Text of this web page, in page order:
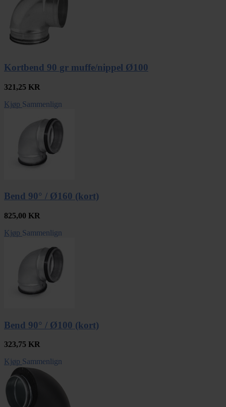
Kortbend 90 gr muffe/nippel Ø100
321,25 KR
Kjøp Sammenlign
Bend 90° / Ø160 (kort)
825,00 KR
Kjøp Sammenlign
Bend 90° / Ø100 (kort)
323,75 KR
Kjøp Sammenlign